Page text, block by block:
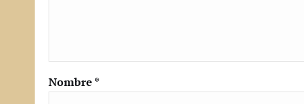
Nombre *